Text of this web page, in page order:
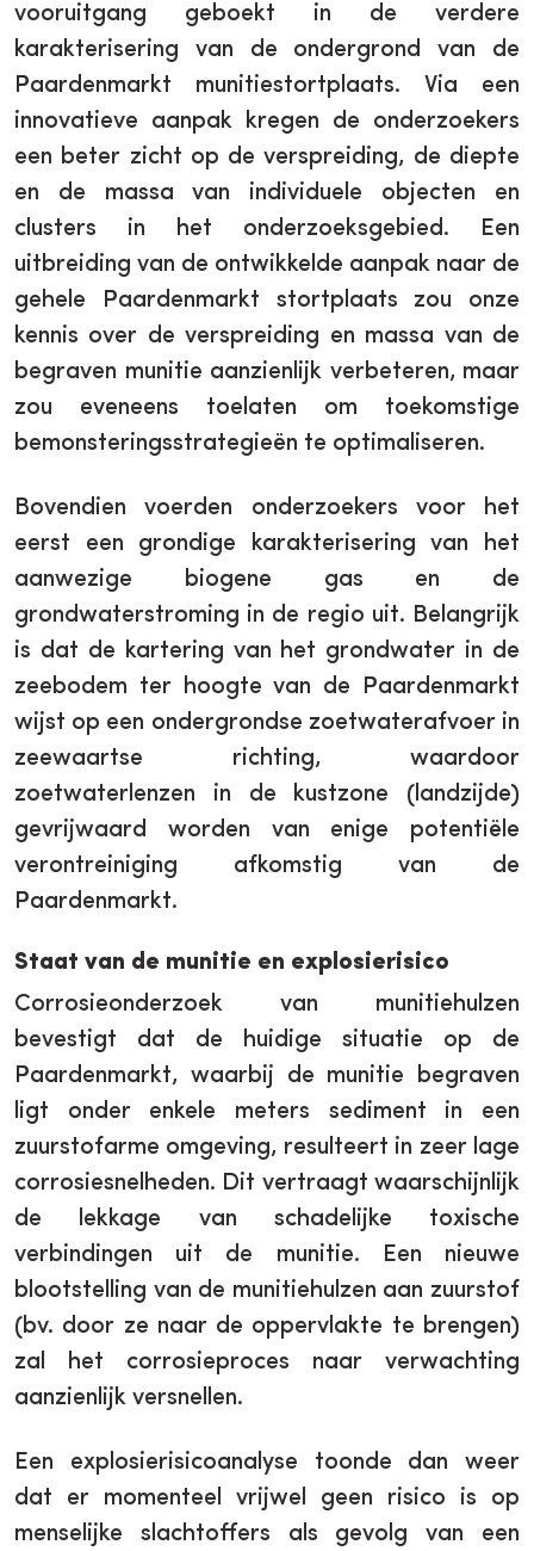
vooruitgang geboekt in de verdere
karakterisering van de ondergrond van de
Paardenmarkt munitiestortplaats. Via een
innovatieve aanpak kregen de onderzoekers
een beter zicht op de verspreiding, de diepte
en de massa van individuele objecten en
clusters in het onderzoeksgebied. Een
uitbreiding van de ontwikkelde aanpak naar de
gehele Paardenmarkt stortplaats zou onze
kennis over de verspreiding en massa van de
begraven munitie aanzienlijk verbeteren, maar
zou eveneens toelaten om toekomstige
bemonsteringsstrategieën te optimaliseren.
Bovendien voerden onderzoekers voor het
eerst een grondige karakterisering van het
aanwezige biogene gas en de
grondwaterstroming in de regio uit. Belangrijk
is dat de kartering van het grondwater in de
zeebodem ter hoogte van de Paardenmarkt
wijst op een ondergrondse zoetwaterafvoer in
zeewaartse richting, waardoor
zoetwaterlenzen in de kustzone (landzijde)
gevrijwaard worden van enige potentiële
verontreiniging afkomstig van de
Paardenmarkt.
Staat van de munitie en explosierisico
Corrosieonderzoek van munitiehulzen
bevestigt dat de huidige situatie op de
Paardenmarkt, waarbij de munitie begraven
ligt onder enkele meters sediment in een
zuurstofarme omgeving, resulteert in zeer lage
corrosiesnelheden. Dit vertraagt waarschijnlijk
de lekkage van schadelijke toxische
verbindingen uit de munitie. Een nieuwe
blootstelling van de munitiehulzen aan zuurstof
(bv. door ze naar de oppervlakte te brengen)
zal het corrosieproces naar verwachting
aanzienlijk versnellen.
Een explosierisicoanalyse toonde dan weer
dat er momenteel vrijwel geen risico is op
menselijke slachtoffers als gevolg van een